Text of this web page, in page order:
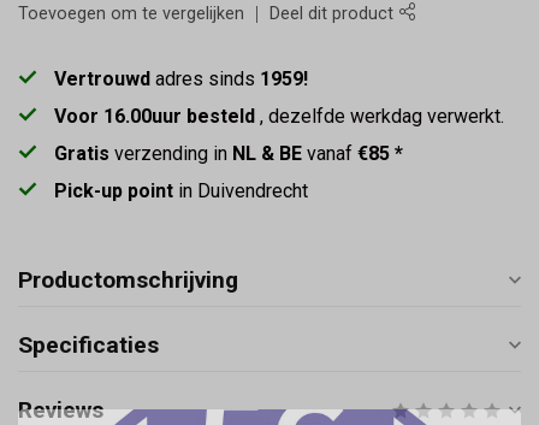
Toevoegen om te vergelijken Deel dit product
Vertrouwd adres sinds 1959!
Voor 16.00uur besteld , dezelfde werkdag verwerkt.
Gratis verzending in NL & BE vanaf €85 *
Pick-up point in Duivendrecht
Productomschrijving
Specificaties
Reviews